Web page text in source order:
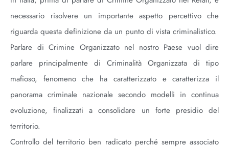
necessario risolvere un importante aspetto percettivo che
riguarda questa definizione da un punto di vista criminalistico.
Parlare di Crimine Organizzato nel nostro Paese vuol dire
parlare principalmente di Criminalità Organizzata di tipo
mafioso, fenomeno che ha caratterizzato e caratterizza il
panorama criminale nazionale secondo modelli in continua
evoluzione, finalizzati a consolidare un forte presidio del
territorio.
Controllo del territorio ben radicato perché sempre associato